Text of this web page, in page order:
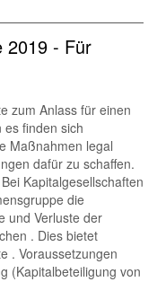
2019 - Für
zum Anlass für einen
finden sich
Maßnahmen legal
dafür zu schaffen.
Kapitalgesellschaften
die
und Verluste der
. Dies bietet
. Voraussetzungen
(Kapitalbeteiligung von